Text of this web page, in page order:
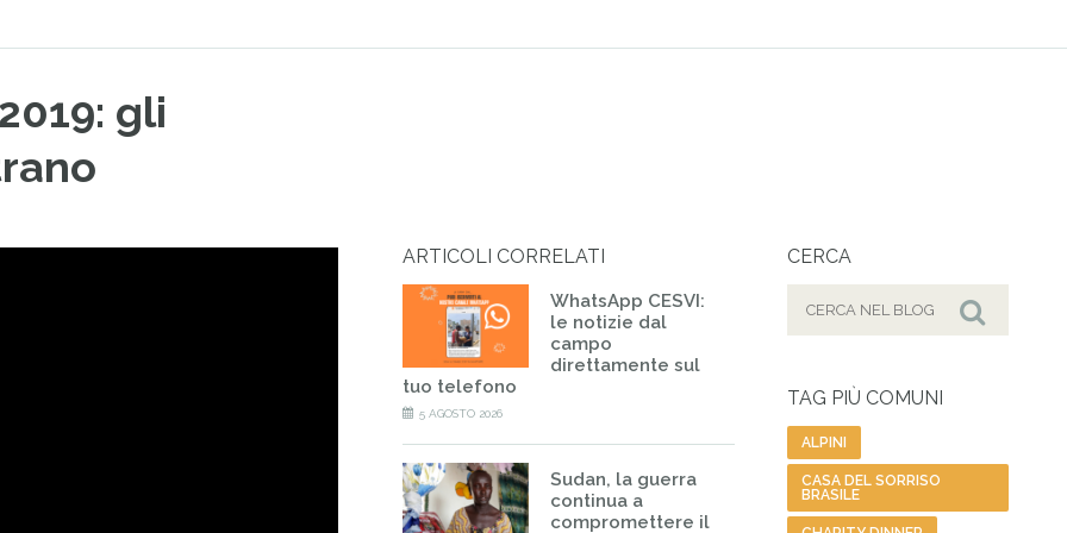
gli
ARTICOLI CORRELATI
WhatsApp CESVI:
le notizie dal
campo
direttamente sul
tuo telefono
5 AGOSTO 2026
Sudan, la guerra
continua a
compromettere il
CERCA
Cerca
TAG PIÙ COMUNI
ALPINI
CASA DEL SORRISO
BRASILE